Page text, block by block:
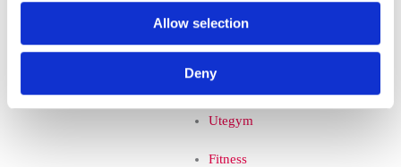
Allow selection
Deny
Multisportarenor
Fitness och utegym
Utegym
Fitness